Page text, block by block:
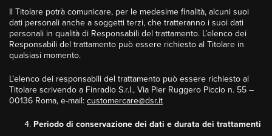
Il Titolare potrà comunicare, per le medesime finalità, alcuni suoi
dati personali anche a soggetti terzi, che tratteranno i suoi dati
personali in qualità di Responsabili del trattamento. L’elenco dei
Responsabili del trattamento può essere richiesto al Titolare in
qualsiasi momento.
L’elenco dei responsabili del trattamento può essere richiesto al
Titolare scrivendo a Finradio S.r.l., Via Pier Ruggero Piccio n. 55 –
00136 Roma, e-mail: customercare@dsr.it
Periodo di conservazione dei dati e durata dei trattamenti